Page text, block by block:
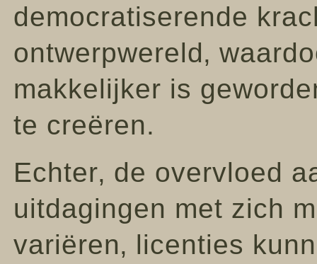
democratiserende
ontwerpwereld‚
makkelijker is
te creëren.
Echter‚ de overvloed
uitdagingen met zich
variëren‚ licenties